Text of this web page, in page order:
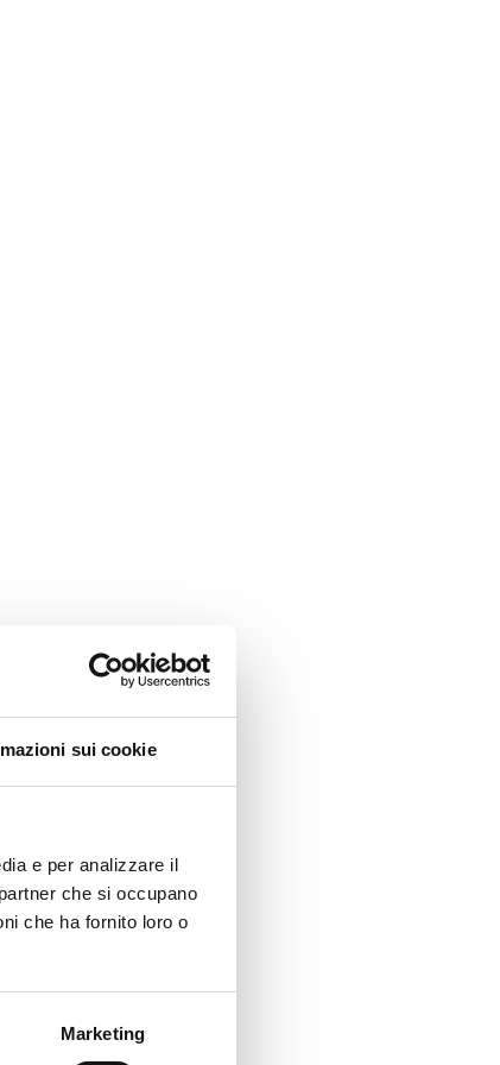
sui cookie
e per analizzare il
che si occupano
che ha fornito loro o
Marketing